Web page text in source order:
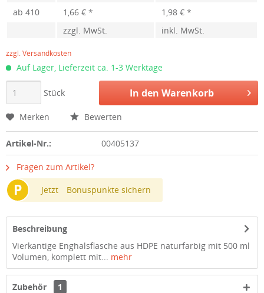
ab 410 1,66 € *
1,98 € *
zzgl. MwSt.
inkl. MwSt.
zzgl. Versandkosten
Auf Lager, Lieferzeit ca. 1-3 Werktage
Stück In den Warenkorb
Merken Bewerten
Artikel-Nr.: 00405137
Fragen zum Artikel?
P Jetzt Bonuspunkte sichern
Beschreibung
Vierkantige Enghalsflasche aus HDPE naturfarbig mit 500 ml
Volumen, komplett mit... mehr
Zubehör 1